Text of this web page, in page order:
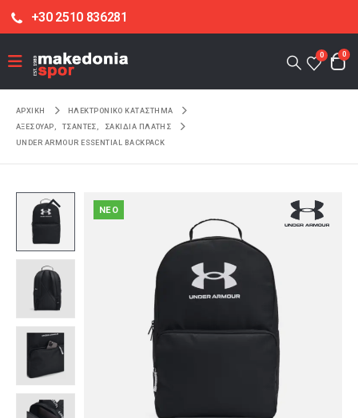
+30 2510 836281
0 0
ΑΡΧΙΚΉ
ΗΛΕΚΤΡΟΝΙΚΌ ΚΑΤΆΣΤΗΜΑ
ΑΞΕΣΟΥΑΡ
ΤΣΑΝΤΕΣ
ΣΑΚΙΔΙΑ ΠΛΑΤΗΣ
UNDER ARMOUR ESSENTIAL BACKPACK
NEO